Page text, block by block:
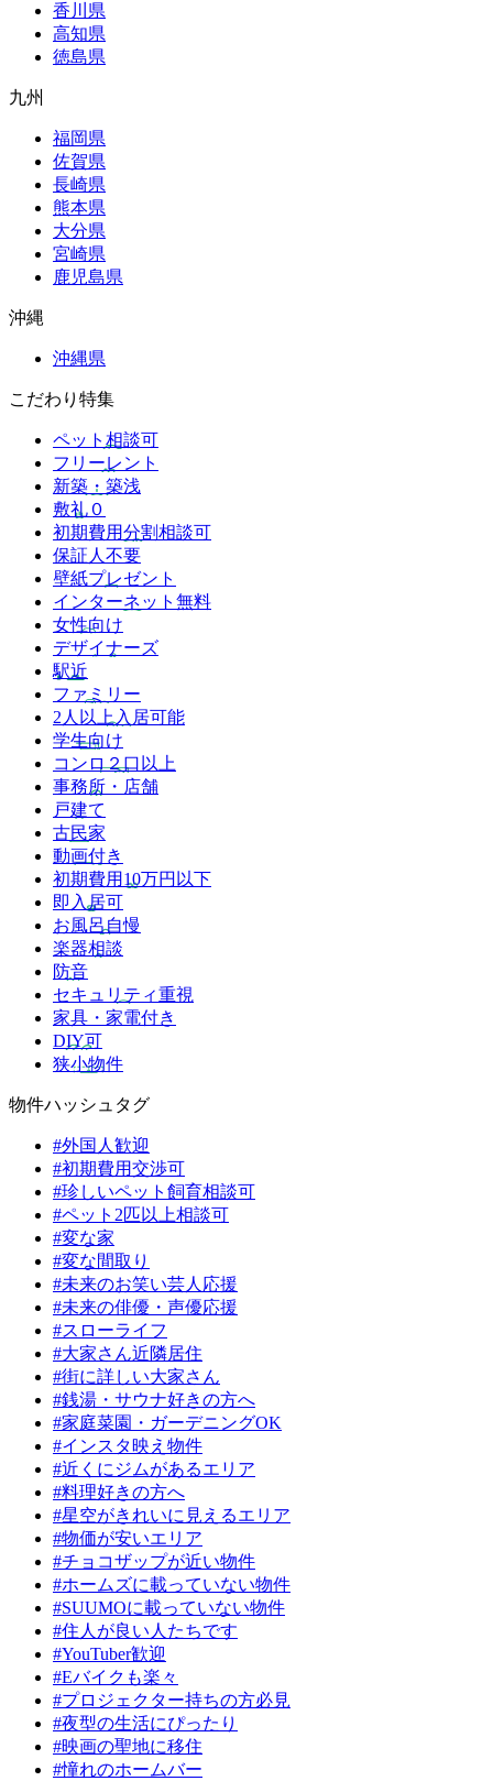
香川県
高知県
徳島県
九州
福岡県
佐賀県
長崎県
熊本県
大分県
宮崎県
鹿児島県
沖縄
沖縄県
こだわり特集
ペット相談可
フリーレント
新築・築浅
敷礼０
初期費用分割相談可
保証人不要
壁紙プレゼント
インターネット無料
女性向け
デザイナーズ
駅近
ファミリー
2人以上入居可能
学生向け
コンロ２口以上
事務所・店舗
戸建て
古民家
動画付き
初期費用10万円以下
即入居可
お風呂自慢
楽器相談
防音
セキュリティ重視
家具・家電付き
DIY可
狭小物件
物件ハッシュタグ
#外国人歓迎
#初期費用交渉可
#珍しいペット飼育相談可
#ペット2匹以上相談可
#変な家
#変な間取り
#未来のお笑い芸人応援
#未来の俳優・声優応援
#スローライフ
#大家さん近隣居住
#街に詳しい大家さん
#銭湯・サウナ好きの方へ
#家庭菜園・ガーデニングOK
#インスタ映え物件
#近くにジムがあるエリア
#料理好きの方へ
#星空がきれいに見えるエリア
#物価が安いエリア
#チョコザップが近い物件
#ホームズに載っていない物件
#SUUMOに載っていない物件
#住人が良い人たちです
#YouTuber歓迎
#Eバイクも楽々
#プロジェクター持ちの方必見
#夜型の生活にぴったり
#映画の聖地に移住
#憧れのホームバー